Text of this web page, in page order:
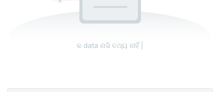
କ data ଣସି ତଥ୍ୟ ନାହିଁ |